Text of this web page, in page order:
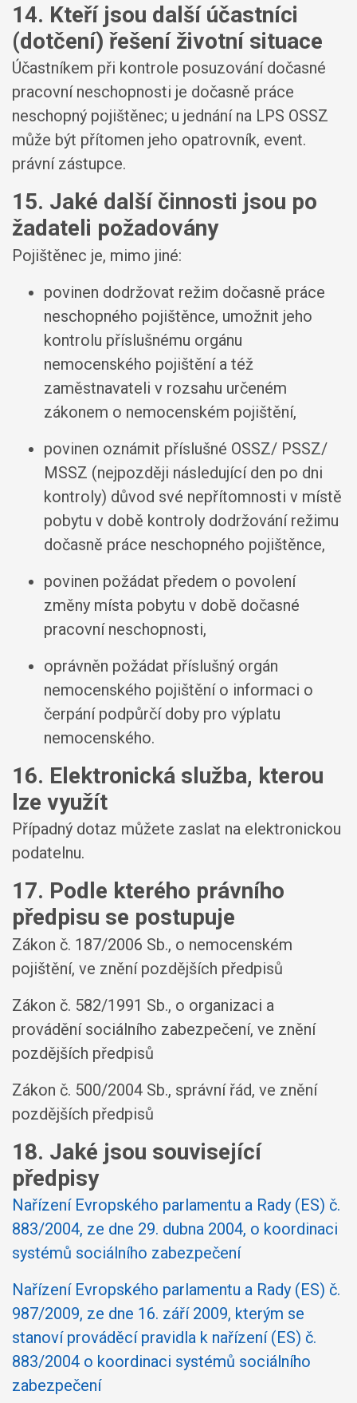
14. Kteří jsou další účastníci
(dotčení) řešení životní situace
Účastníkem při kontrole posuzování dočasné
pracovní neschopnosti je dočasně práce
neschopný pojištěnec; u jednání na LPS OSSZ
může být přítomen jeho opatrovník, event.
právní zástupce.
15. Jaké další činnosti jsou po
žadateli požadovány
Pojištěnec je, mimo jiné:
povinen dodržovat režim dočasně práce
neschopného pojištěnce, umožnit jeho
kontrolu příslušnému orgánu
nemocenského pojištění a též
zaměstnavateli v rozsahu určeném
zákonem o nemocenském pojištění,
povinen oznámit příslušné OSSZ/ PSSZ/
MSSZ (nejpozději následující den po dni
kontroly) důvod své nepřítomnosti v místě
pobytu v době kontroly dodržování režimu
dočasně práce neschopného pojištěnce,
povinen požádat předem o povolení
změny místa pobytu v době dočasné
pracovní neschopnosti,
oprávněn požádat příslušný orgán
nemocenského pojištění o informaci o
čerpání podpůrčí doby pro výplatu
nemocenského.
16. Elektronická služba, kterou
lze využít
Případný dotaz můžete zaslat na elektronickou
podatelnu.
17. Podle kterého právního
předpisu se postupuje
Zákon č. 187/2006 Sb., o nemocenském
pojištění, ve znění pozdějších předpisů
Zákon č. 582/1991 Sb., o organizaci a
provádění sociálního zabezpečení, ve znění
pozdějších předpisů
Zákon č. 500/2004 Sb., správní řád, ve znění
pozdějších předpisů
18. Jaké jsou související
předpisy
Nařízení Evropského parlamentu a Rady (ES) č.
883/2004, ze dne 29. dubna 2004, o koordinaci
systémů sociálního zabezpečení
Nařízení Evropského parlamentu a Rady (ES) č.
987/2009, ze dne 16. září 2009, kterým se
stanoví prováděcí pravidla k nařízení (ES) č.
883/2004 o koordinaci systémů sociálního
zabezpečení